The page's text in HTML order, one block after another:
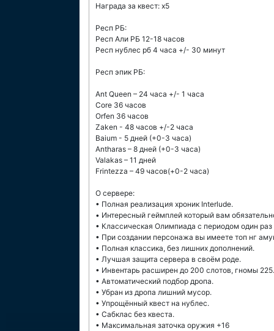
Награда за квест: x5
Респ РБ:
Респ Али РБ 12-18 часов
Респ нублес рб 4 часа +/- 30 минут
Респ эпик РБ:
Ant Queen – 24 часа +/- 1 часа
Core 36 часов
Orfen 36 часов
Zaken - 48 часов +/-2 часа
Baium - 5 дней (+0-3 часа)
Antharas – 8 дней (+0-3 часа)
Valakas – 11 дней
Frintezza – 49 часов(+0-2 часа)
О сервере:
• Полная реализация хроник Interlude.
• Интересный геймплей который вам
• Классическая Олимпиада с периодом один
• При создании персонажа вы имеете топ нг
• Полная классика, без лишних дополнений.
• Лучшая защита сервера в своём роде.
• Инвентарь расширен до 200 слотов, гномы 225.
• Автоматический подбор дропа.
• Убран из дропа лишний мусор.
• Упрощённый квест на нублес.
• Сабклас без квеста.
• Максимальная заточка оружия +16